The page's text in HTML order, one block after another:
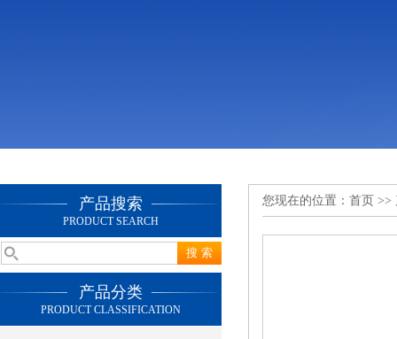
产品搜索
PRODUCT SEARCH
产品分类
PRODUCT CLASSIFICATION
您现在的位置： 首页 >>